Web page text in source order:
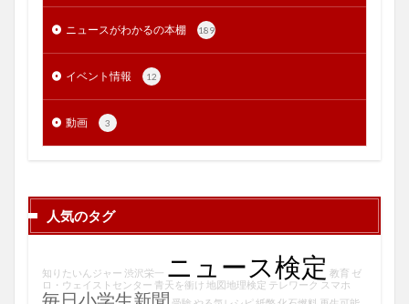
ニュースがわかるの本棚 189
イベント情報 12
動画 3
人気のタグ
知りたいんジャー 渋沢栄一 ニュース検定 教育 ゼ
ロ・ウェイストセンター 青天を衝け 地図地理検定 テレワークスマホ
毎日小学生新聞